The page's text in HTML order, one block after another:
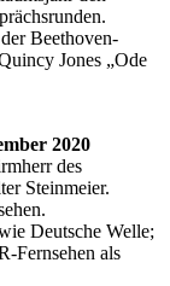
Beethoven-
Jones „Ode
2020
des
Steinmeier.
Deutsche Welle;
Fernsehen als